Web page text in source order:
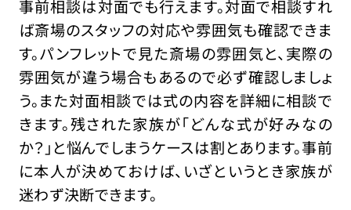
事前相談は対面でも行えます。対面で相談すれ
ば斎場のスタッフの対応や雰囲気も確認できま
す。パンフレットで見た斎場の雰囲気と、実際の
雰囲気が違う場合もあるので必ず確認しましょ
う。また対面相談では式の内容を詳細に相談で
きます。残された家族が「どんな式が好みなの
か？」と悩んでしまうケースは割とあります。事前
に本人が決めておけば、いざというとき家族が
迷わず決断できます。